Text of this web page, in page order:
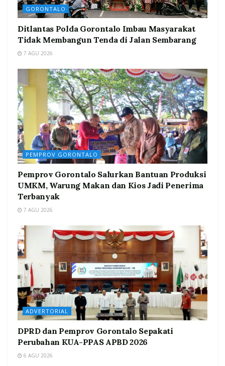
GORONTALO
Ditlantas Polda Gorontalo Imbau Masyarakat
Tidak Membangun Tenda di Jalan Sembarang
7 AGU 2026
PEMPROV GORONTALO
Pemprov Gorontalo Salurkan Bantuan Produksi
UMKM, Warung Makan dan Kios Jadi Penerima
Terbanyak
7 AGU 2026
ADVERTORIAL
DPRD dan Pemprov Gorontalo Sepakati
Perubahan KUA-PPAS APBD 2026
6 AGU 2026